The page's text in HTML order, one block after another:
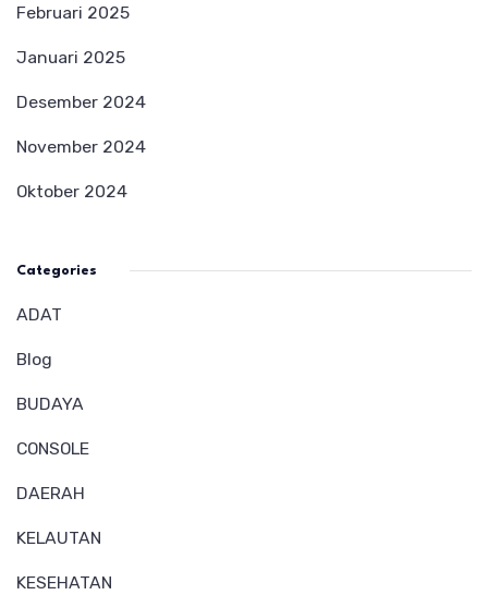
Februari 2025
Januari 2025
Desember 2024
November 2024
Oktober 2024
Categories
ADAT
Blog
BUDAYA
CONSOLE
DAERAH
KELAUTAN
KESEHATAN